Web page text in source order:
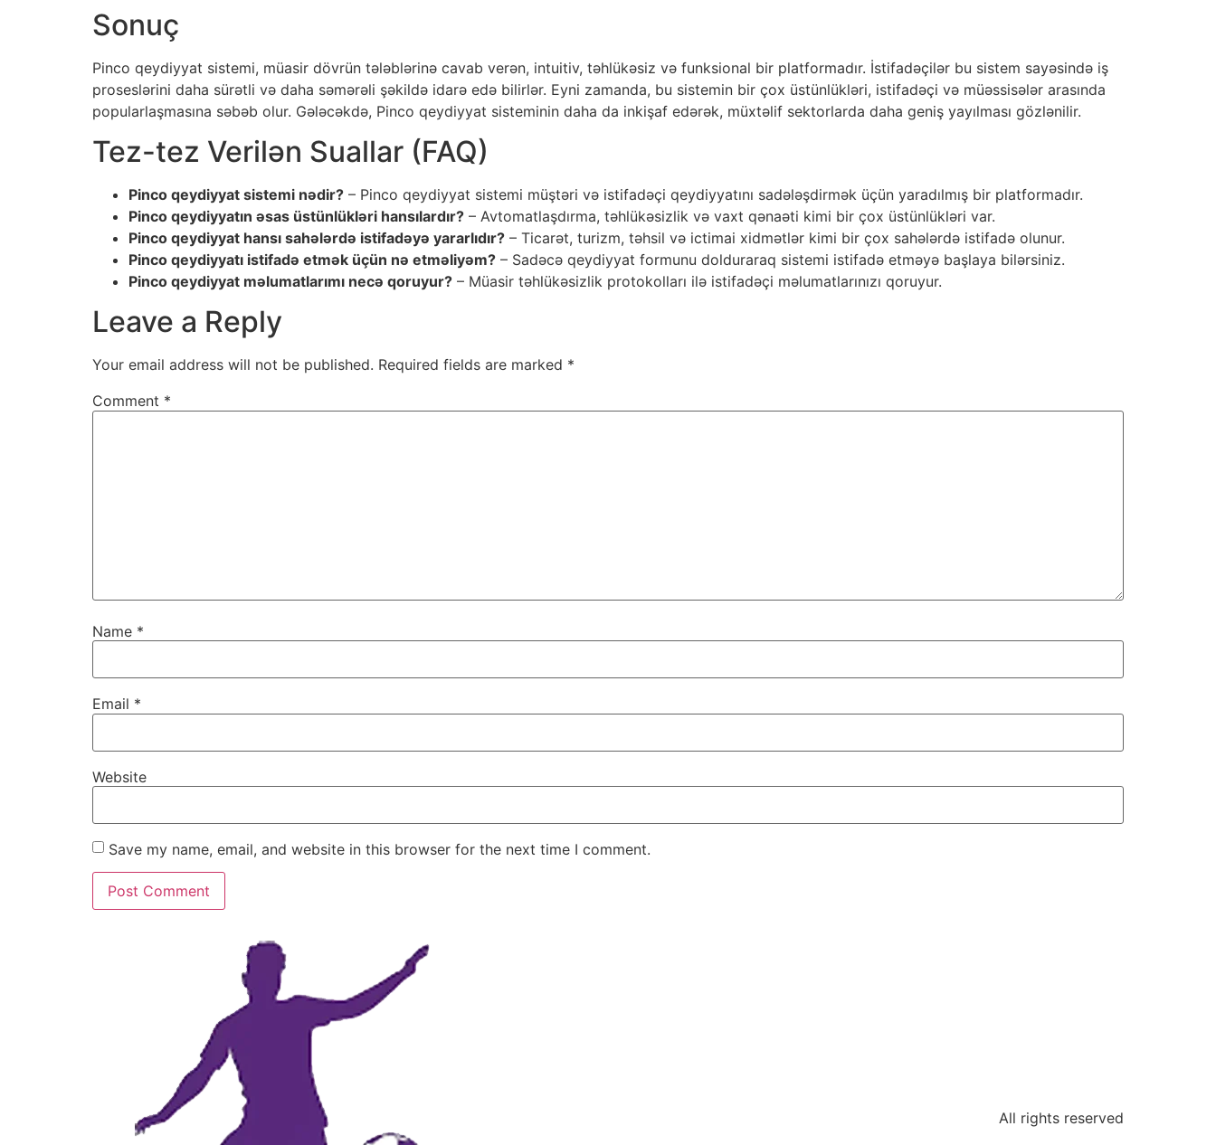
Sonuç
Pinco qeydiyyat sistemi, müasir dövrün tələblərinə cavab verən, intuitiv, təhlükəsiz və funksional bir platformadır. İstifadəçilər bu sistem sayəsində iş
proseslərini daha sürətli və daha səmərəli şəkildə idarə edə bilirlər. Eyni zamanda, bu sistemin bir çox üstünlükləri, istifadəçi və müəssisələr arasında
popularlaşmasına səbəb olur. Gələcəkdə, Pinco qeydiyyat sisteminin daha da inkişaf edərək, müxtəlif sektorlarda daha geniş yayılması gözlənilir.
Tez-tez Verilən Suallar (FAQ)
Pinco qeydiyyat sistemi nədir? – Pinco qeydiyyat sistemi müştəri və istifadəçi qeydiyyatını sadələşdirmək üçün yaradılmış bir platformadır.
Pinco qeydiyyatın əsas üstünlükləri hansılardır? – Avtomatlaşdırma, təhlükəsizlik və vaxt qənaəti kimi bir çox üstünlükləri var.
Pinco qeydiyyat hansı sahələrdə istifadəyə yararlıdır? – Ticarət, turizm, təhsil və ictimai xidmətlər kimi bir çox sahələrdə istifadə olunur.
Pinco qeydiyyatı istifadə etmək üçün nə etməliyəm? – Sadəcə qeydiyyat formunu dolduraraq sistemi istifadə etməyə başlaya bilərsiniz.
Pinco qeydiyyat məlumatlarımı necə qoruyur? – Müasir təhlükəsizlik protokolları ilə istifadəçi məlumatlarınızı qoruyur.
Leave a Reply
Your email address will not be published. Required fields are marked *
Comment *
Name *
Email *
Website
Save my name, email, and website in this browser for the next time I comment.
All rights reserved